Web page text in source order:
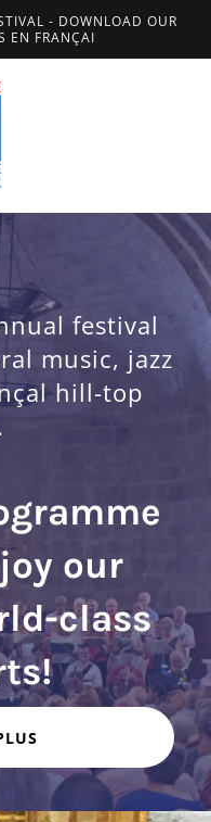
- DOWNLOAD OUR
EN FRANÇAI
festival
music, jazz
hill-top
our
class
concerts!